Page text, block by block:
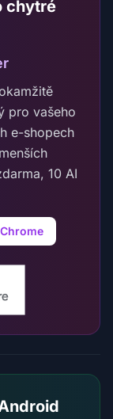
chytré
pro vašeho
e-shopech
10 AI